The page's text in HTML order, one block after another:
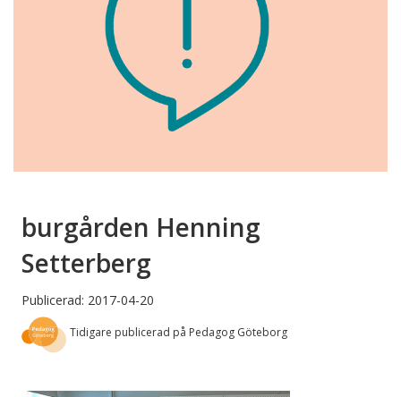
burgården Henning
Setterberg
Publicerad: 2017-04-20
Tidigare publicerad på Pedagog Göteborg